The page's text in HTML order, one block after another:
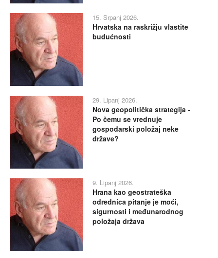
15. Srpanj 2026.
Hrvatska na raskrižju vlastite
budućnosti
29. Lipanj 2026.
Nova geopolitička strategija -
Po čemu se vrednuje
gospodarski položaj neke
države?
9. Lipanj 2026.
Hrana kao geostrateška
odrednica pitanje je moći,
sigurnosti i međunarodnog
položaja država